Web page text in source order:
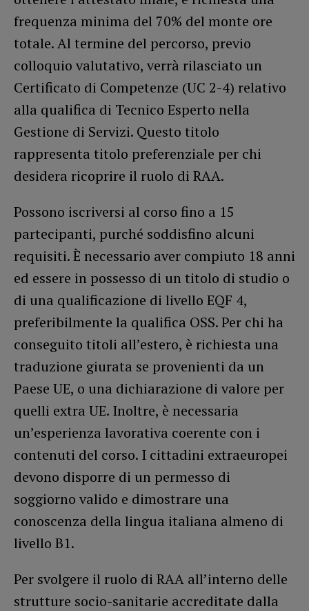
frequenza minima del 70% del monte ore
totale. Al termine del percorso, previo
colloquio valutativo, verrà rilasciato un
Certificato di Competenze (UC 2-4) relativo
alla qualifica di Tecnico Esperto nella
Gestione di Servizi. Questo titolo
rappresenta titolo preferenziale per chi
desidera ricoprire il ruolo di RAA.
Possono iscriversi al corso fino a 15
partecipanti, purché soddisfino alcuni
requisiti. È necessario aver compiuto 18 anni
ed essere in possesso di un titolo di studio o
di una qualificazione di livello EQF 4,
preferibilmente la qualifica OSS. Per chi ha
conseguito titoli all’estero, è richiesta una
traduzione giurata se provenienti da un
Paese UE, o una dichiarazione di valore per
quelli extra UE. Inoltre, è necessaria
un’esperienza lavorativa coerente con i
contenuti del corso. I cittadini extraeuropei
devono disporre di un permesso di
soggiorno valido e dimostrare una
conoscenza della lingua italiana almeno di
livello B1.
Per svolgere il ruolo di RAA all’interno delle
strutture socio-sanitarie accreditate dalla